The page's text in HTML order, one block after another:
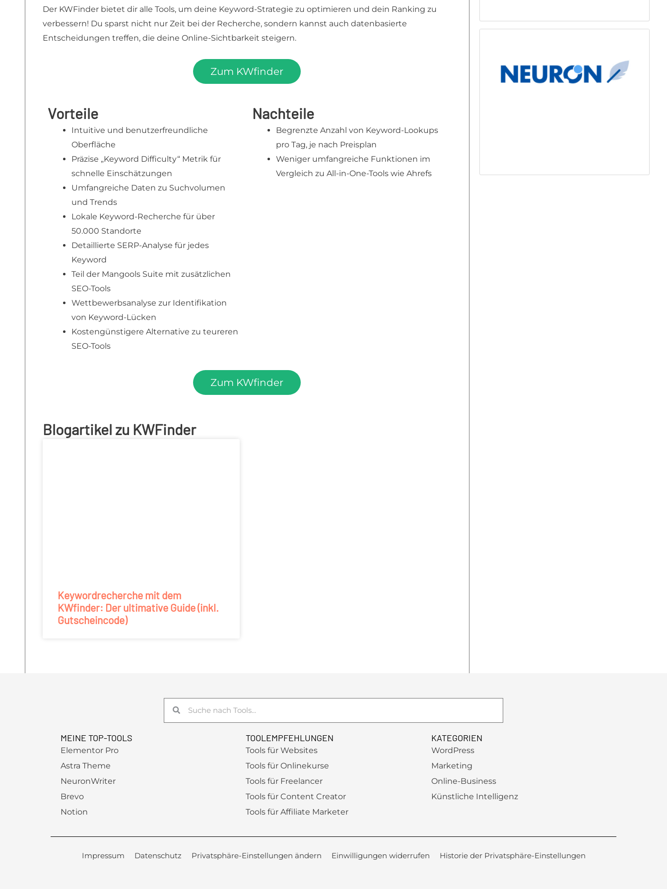
Der KWFinder bietet dir alle Tools, um deine Keyword-Strategie zu optimieren und dein Ranking zu
verbessern! Du sparst nicht nur Zeit bei der Recherche, sondern kannst auch datenbasierte
Entscheidungen treffen, die deine Online-Sichtbarkeit steigern.
Zum KWfinder
Vorteile
Intuitive und benutzerfreundliche
Oberfläche
Präzise „Keyword Difficulty“ Metrik für
schnelle Einschätzungen
Umfangreiche Daten zu Suchvolumen
und Trends
Lokale Keyword-Recherche für über
50.000 Standorte
Detaillierte SERP-Analyse für jedes
Keyword
Teil der Mangools Suite mit zusätzlichen
SEO-Tools
Wettbewerbsanalyse zur Identifikation
von Keyword-Lücken
Kostengünstigere Alternative zu teureren
SEO-Tools
Nachteile
Begrenzte Anzahl von Keyword-Lookups
pro Tag, je nach Preisplan
Weniger umfangreiche Funktionen im
Vergleich zu All-in-One-Tools wie Ahrefs
Zum KWfinder
Blogartikel zu KWFinder
Keywordrecherche mit dem
KWfinder: Der ultimative Guide (inkl.
Gutscheincode)
Suche
MEINE TOP-TOOLS
Elementor Pro
Astra Theme
NeuronWriter
Brevo
Notion
TOOLEMPFEHLUNGEN
Tools für Websites
Tools für Onlinekurse
Tools für Freelancer
Tools für Content Creator
Tools für Affiliate Marketer
KATEGORIEN
WordPress
Marketing
Online-Business
Künstliche Intelligenz
Impressum Datenschutz Privatsphäre-Einstellungen ändern Einwilligungen widerrufen Historie der Privatsphäre-Einstellungen